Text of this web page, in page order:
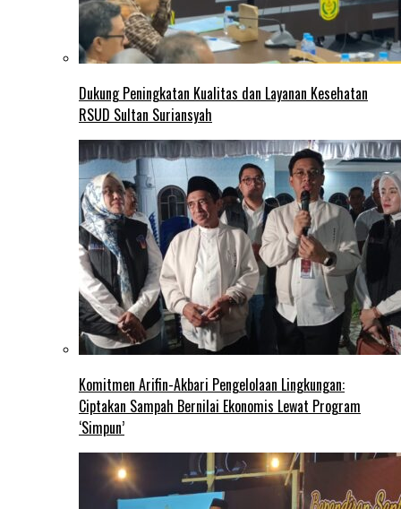
Dukung Peningkatan Kualitas dan Layanan Kesehatan
RSUD Sultan Suriansyah
Komitmen Arifin-Akbari Pengelolaan Lingkungan:
Ciptakan Sampah Bernilai Ekonomis Lewat Program
‘Simpun’